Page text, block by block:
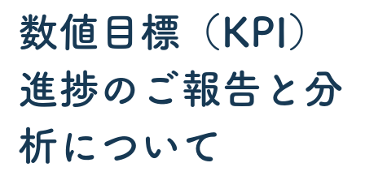
数値目標（KPI）
進捗のご報告と分
析について